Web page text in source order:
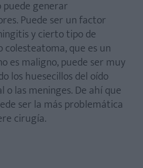
generar
Puede ser un factor
y cierto tipo de
colesteatoma, que es un
es maligno, puede ser muy
los huesecillos del oído
o las meninges. De ahí que
ser la más problemática
cirugía.